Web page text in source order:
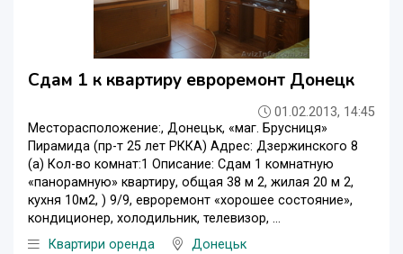
Сдам 1 к квартиру евроремонт Донецк
01.02.2013, 14:45
Месторасположение:, Донецьк, «маг. Брусниця»
Пирамида (пр-т 25 лет РККА) Адрес: Дзержинского 8
(а) Кол-во комнат:1 Описание: Сдам 1 комнатную
«панорамную» квартиру, общая 38 м 2, жилая 20 м 2,
кухня 10м2, ) 9/9, евроремонт «хорошее состояние»,
кондиционер, холодильник, телевизор, ...
Квартири оренда
Донецьк